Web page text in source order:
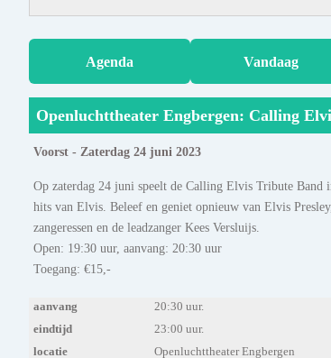
Agenda Vandaag
Openluchttheater Engbergen: Calling
Voorst - Zaterdag 24 juni 2023
Op zaterdag 24 juni speelt de Calling Elvis Tribute Band
hits van Elvis. Beleef en geniet opnieuw van Elvis
zangeressen en de leadzanger Kees Versluijs.
Open: 19:30 uur, aanvang: 20:30 uur
Toegang: €15,-
aanvang
20:30 uur.
eindtijd
23:00 uur.
locatie
Openluchttheater Engbergen